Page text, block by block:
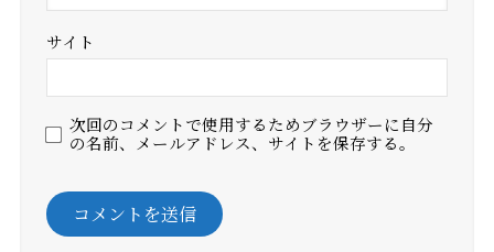
サイト
次回のコメントで使用するためブラウザーに自分
の名前、メールアドレス、サイトを保存する。